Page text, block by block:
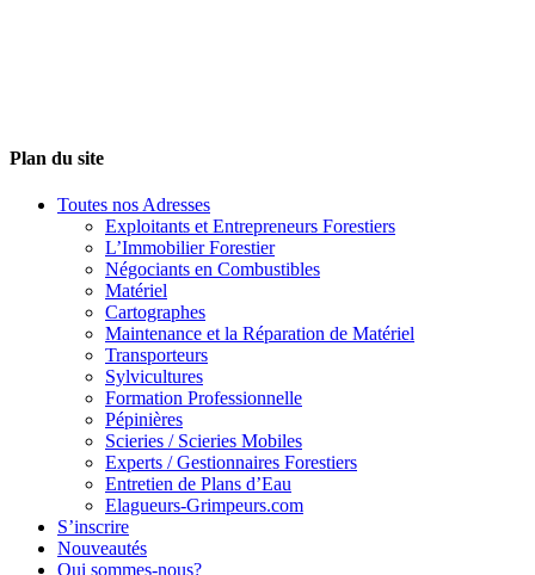
Plan du site
Toutes nos Adresses
Exploitants et Entrepreneurs Forestiers
L’Immobilier Forestier
Négociants en Combustibles
Matériel
Cartographes
Maintenance et la Réparation de Matériel
Transporteurs
Sylvicultures
Formation Professionnelle
Pépinières
Scieries / Scieries Mobiles
Experts / Gestionnaires Forestiers
Entretien de Plans d’Eau
Elagueurs-Grimpeurs.com
S’inscrire
Nouveautés
Qui sommes-nous?